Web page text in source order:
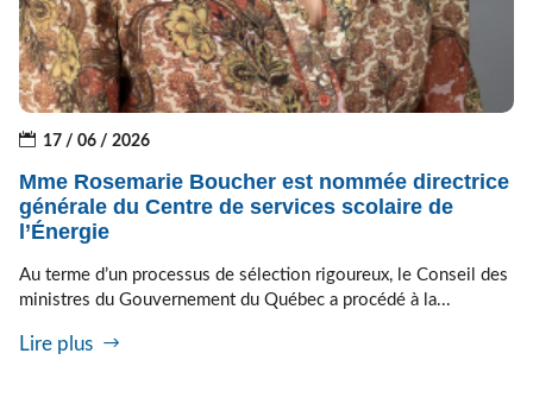
17 / 06 / 2026
Mme Rosemarie Boucher est nommée directrice
générale du Centre de services scolaire de
l’Énergie
Au terme d’un processus de sélection rigoureux, le Conseil des
ministres du Gouvernement du Québec a procédé à la...
Lire plus